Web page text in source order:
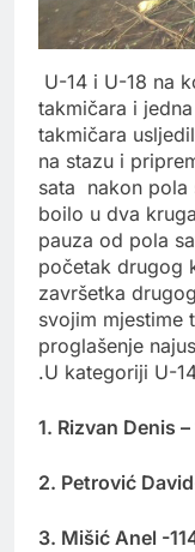
U-14 i U-18 na
takmičara i
takmičara
na stazu i
sata nakon pola
boilo u dva
pauza od pola
početak drugog
završetka
svojim mjestime
proglašenje
.U kategoriji U-
1. Rizvan Denis
2. Petrović
3. Mišić Anel -